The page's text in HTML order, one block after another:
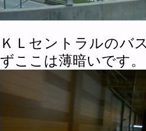
ＫＬセントラルのバ
ずここは薄暗いです。